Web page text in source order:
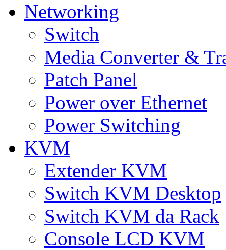
Networking
Switch
Media Converter &
Patch Panel
Power over Ethernet
Power Switching
KVM
Extender KVM
Switch KVM Desktop
Switch KVM da Rack
Console LCD KVM